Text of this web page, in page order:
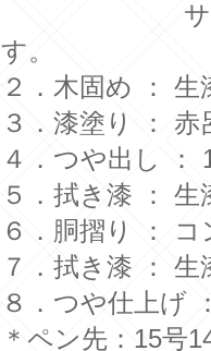
サンドペー
す。
２．木固め ：
３．漆塗り ：
４．つや出し ：
５．拭き漆 ：
６．胴摺り ：
７．拭き漆 ：
８．つや仕上げ
＊ペン先：15号